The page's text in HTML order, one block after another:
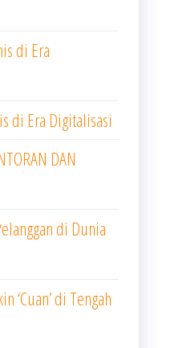
di Era
di Era Digitalisasi
DAN
di Dunia
‘Cuan’ di Tengah